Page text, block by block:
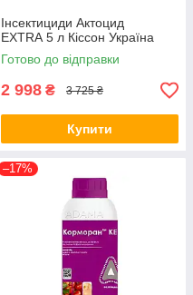
Інсектициди Актоцид
EXTRA 5 л Кіссон Україна
Готово до відправки
2 998 ₴ 3 725 ₴
Купити
–17%